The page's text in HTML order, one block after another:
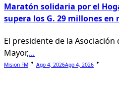
Maratón solidaria por el
supera los G. 29 millones en
El presidente de la Asociación
Mayor,...
Mision FM Ago 4, 2026Ago 4, 2026